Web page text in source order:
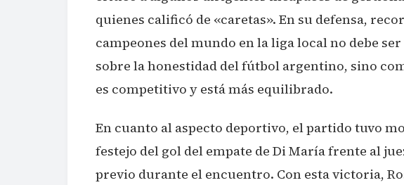
quienes calificó de «caretas». En su defensa,
campeones del mundo en la liga local no debe
sobre la honestidad del fútbol argentino, sino
es competitivo y está más equilibrado.
En cuanto al aspecto deportivo, el partido tuvo
festejo del gol del empate de Di María frente al
previo durante el encuentro. Con esta victoria,